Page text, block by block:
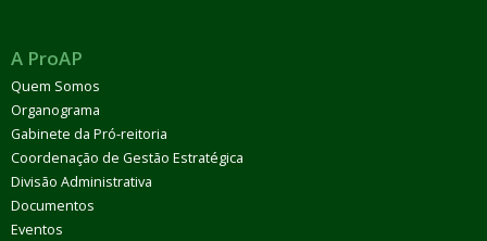
A ProAP
Quem Somos
Organograma
Gabinete da Pró-reitoria
Coordenação de Gestão Estratégica
Divisão Administrativa
Documentos
Eventos